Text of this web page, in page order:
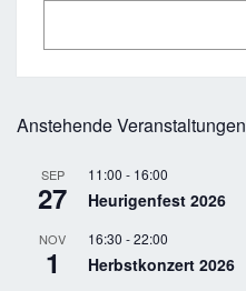
Anstehende Veranstaltungen
SEP
27
11:00 - 16:00
Heurigenfest 2026
NOV
1
16:30 -22:00
Herbstkonzert 2026